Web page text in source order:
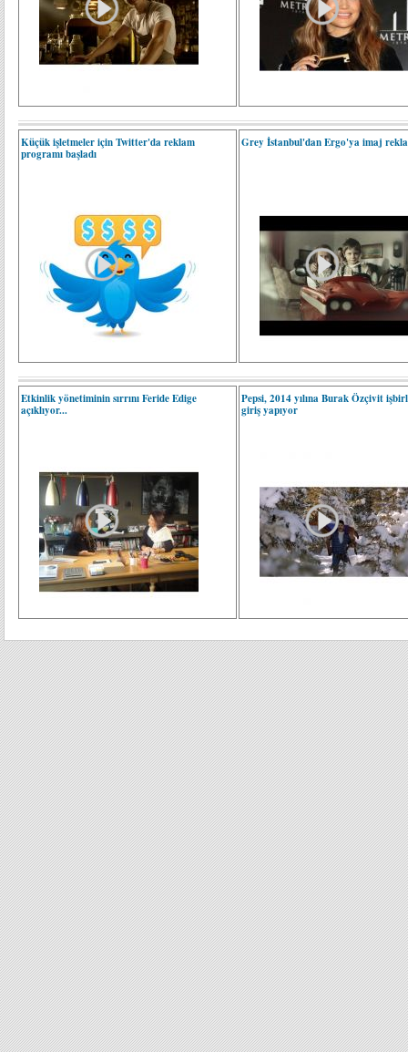
Küçük işletmeler için Twitter'da reklam
programı başladı
Grey İstanbul'dan Ergo'ya imaj
Etkinlik yönetiminin sırrını Feride Edige
açıklıyor...
Pepsi, 2014 yılına Burak Özçivit
giriş yapıyor